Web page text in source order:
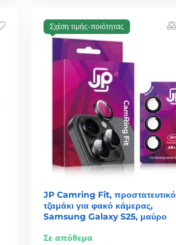
Σχέση τιμής-ποιότητας
JP Camring Fit, προστατευτικό
τζαμάκι για φακό κάμερας,
Samsung Galaxy S25, μαύρο
Σε απόθεμα